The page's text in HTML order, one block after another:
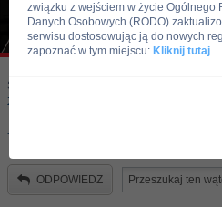
Skocz do:
Zawody, imprezy kulturystyczne, zawodnicy
To sa dopiero
ODPOWIEDZ
związku z wejściem w życie Ogólnego
Danych Osobowych (RODO)
serwisu dostosowując ją do nowych
zapoznać w tym miejscu: Kliknij tutaj